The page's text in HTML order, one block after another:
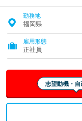
勤務地
福岡県
雇用形態
正社員
志望動機・